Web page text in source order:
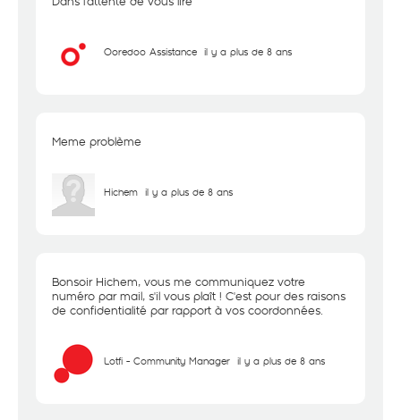
Ooredoo Assistance il y a plus de 8 ans
Meme problème
Hichem il y a plus de 8 ans
Bonsoir Hichem, vous me communiquez votre
numéro par mail, s'il vous plaît ! C'est pour des raisons
de confidentialité par rapport à vos coordonnées.
Lotfi - Community Manager il y a plus de 8 ans